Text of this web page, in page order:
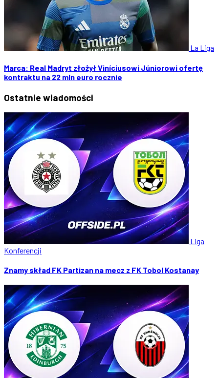
La Liga
Marca: Real Madryt złożył Viníciusowi Júniorowi ofertę
kontraktu na 22 mln euro rocznie
Ostatnie wiadomości
Liga
Konferencji
Znamy skład FK Partizan na mecz z FK Tobol Kostanay